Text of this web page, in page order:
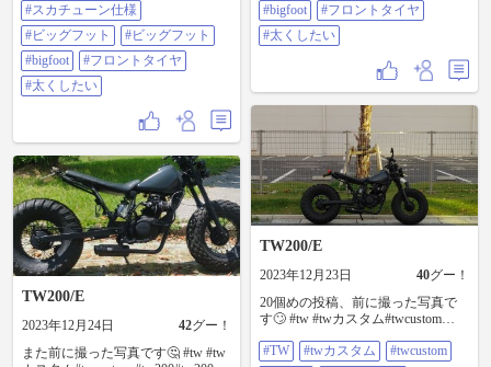
#スカチューン仕様
#ビッグフット
#ビッグフット
#bigfoot
#フロントタイヤ
#太くしたい
#bigfoot
#フロントタイヤ
#太くしたい
TW200/E
2023年12月24日 42グー！
また前に撮った写真です🤔 #tw #tw
TW200/E
2023年12月23日 40グー！
20個めの投稿、前に撮った写真で
す🙄 #tw #twカスタム#twcustom
#tw200custom #オイル
#TW #twカスタム
#twcustom